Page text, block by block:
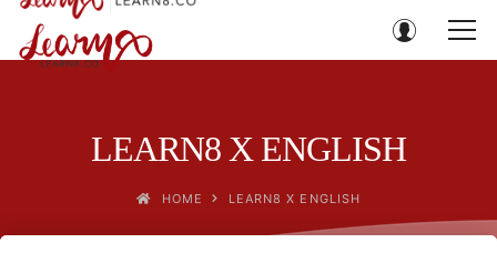
LEARN8 X ENGLISH
HOME LEARN8 X ENGLISH